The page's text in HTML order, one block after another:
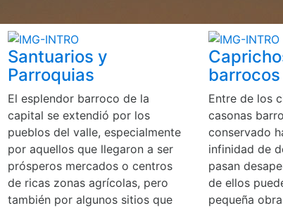
Santuarios y
Parroquias
El esplendor barroco de la
capital se extendió por los
pueblos del valle, especialmente
por aquellos que llegaron a ser
prósperos mercados o centros
de ricas zonas agrícolas, pero
también por algunos sitios que
barrocos
Entre de los
casonas
conservado
infinidad de
pasan
de ellos
pequeña